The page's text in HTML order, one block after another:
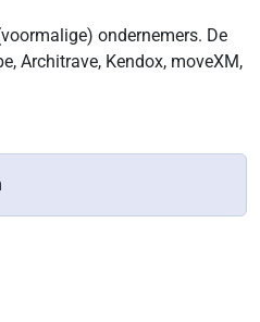
ondernemers. De
Architrave, Kendox, moveXM,